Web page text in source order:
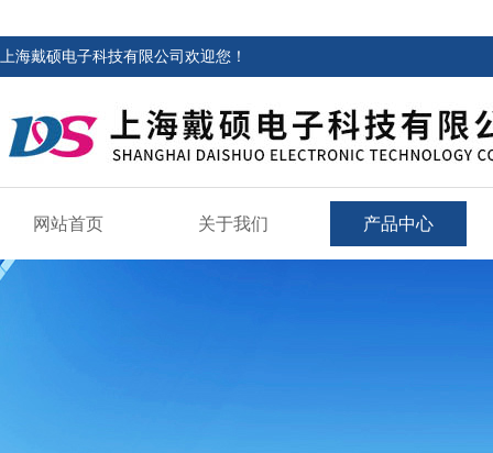
上海戴硕电子科技有限公司欢迎您！
网站首页 关于我们 产品中心